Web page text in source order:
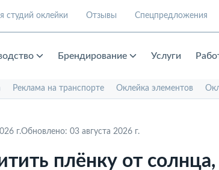
студий оклейки Отзывы Спецпредложения
Брендирование Услуги
Реклама на транспорте Оклейка элементов
г.Обновлено: 03 августа 2026 г.
плёнку от